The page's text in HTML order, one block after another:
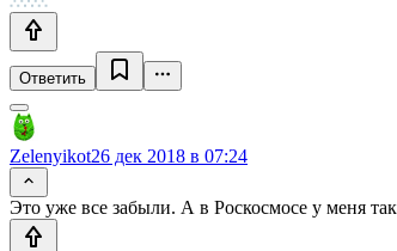
Ответить
Zelenyikot26 дек 2018 в 07:24
Это уже все забыли. А в Роскосмосе у меня